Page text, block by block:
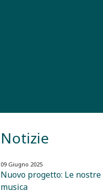
Notizie
09 Giugno 2025
Nuovo progetto: Le
musica